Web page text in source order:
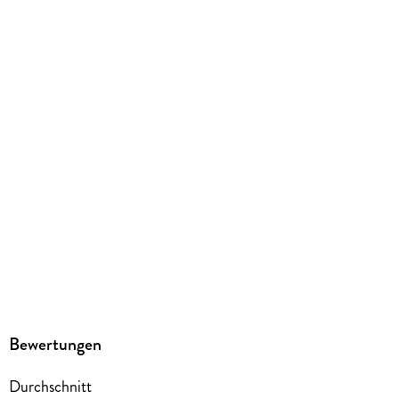
Bewertungen
Durchschnitt